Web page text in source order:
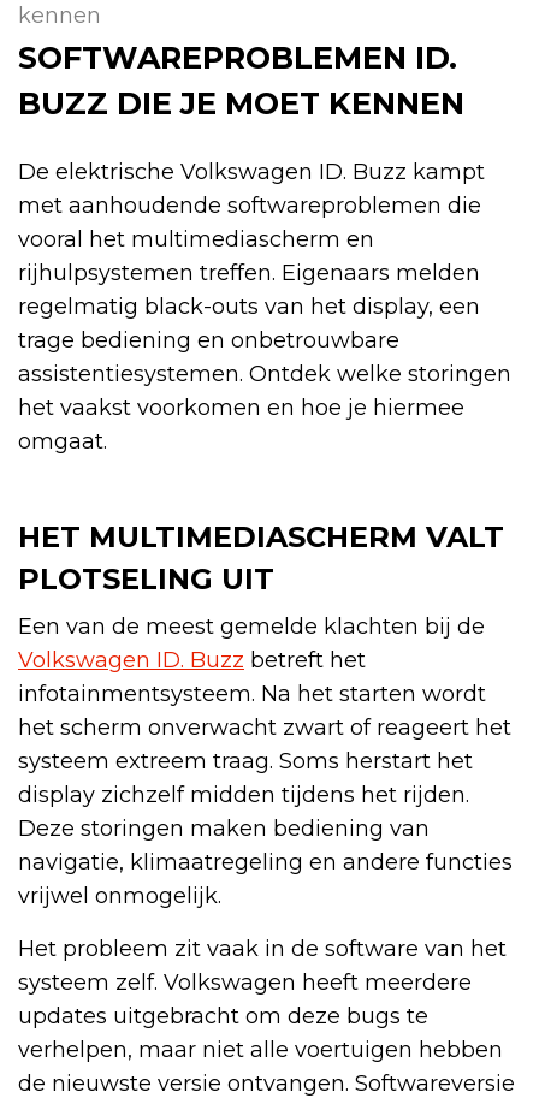
kennen
SOFTWAREPROBLEMEN ID.
BUZZ DIE JE MOET KENNEN
De elektrische Volkswagen ID. Buzz kampt
met aanhoudende softwareproblemen die
vooral het multimediascherm en
rijhulpsystemen treffen. Eigenaars melden
regelmatig black-outs van het display, een
trage bediening en onbetrouwbare
assistentiesystemen. Ontdek welke storingen
het vaakst voorkomen en hoe je hiermee
omgaat.
HET MULTIMEDIASCHERM VALT
PLOTSELING UIT
Een van de meest gemelde klachten bij de
Volkswagen ID. Buzz betreft het
infotainmentsysteem. Na het starten wordt
het scherm onverwacht zwart of reageert het
systeem extreem traag. Soms herstart het
display zichzelf midden tijdens het rijden.
Deze storingen maken bediening van
navigatie, klimaatregeling en andere functies
vrijwel onmogelijk.
Het probleem zit vaak in de software van het
systeem zelf. Volkswagen heeft meerdere
updates uitgebracht om deze bugs te
verhelpen, maar niet alle voertuigen hebben
de nieuwste versie ontvangen. Softwareversie